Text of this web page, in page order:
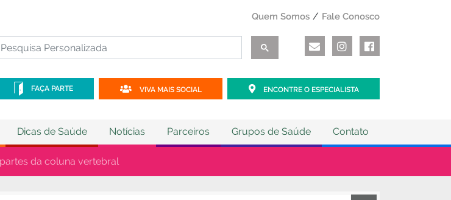
Quem Somos Fale Conosco
FAÇA PARTE VIVA MAIS SOCIAL ENCONTRE O ESPECIALISTA
Dicas de Saúde Notícias Parceiros Grupos de Saúde Contato
da coluna vertebral